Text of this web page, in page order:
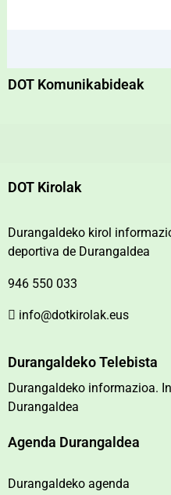
DOT Komunikabideak
DOT Kirolak
Durangaldeko kirol
deportiva de Durangaldea
946 550 033
info@dotkirolak.eus
Durangaldeko Telebista
Durangaldeko informazioa.
Durangaldea
Agenda Durangaldea
Durangaldeko agenda